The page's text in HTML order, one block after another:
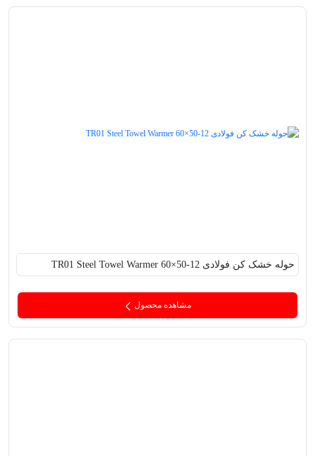
حوله خشک کن فولادی TR01 Steel Towel Warmer 60×50-12
مشاهده محصول